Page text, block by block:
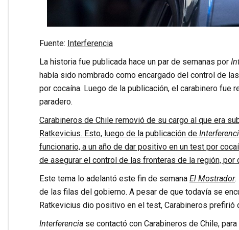
Fuente: Interferencia
La historia fue publicada hace un par de semanas por
había sido nombrado como encargado del control de
por cocaína. Luego de la publicación, el carabinero
paradero.
Carabineros de Chile removió de su cargo al que era
Ratkevicius. Esto, luego de la publicación de
funcionario, a un año de dar positivo en un test por
de asegurar el control de las fronteras de la región,
Este tema lo adelantó este fin de semana El Mostrador.
de las filas del gobierno. A pesar de que todavía se
Ratkevicius dio positivo en el test, Carabineros prefirió
Interferencia se contactó con Carabineros de Chile,